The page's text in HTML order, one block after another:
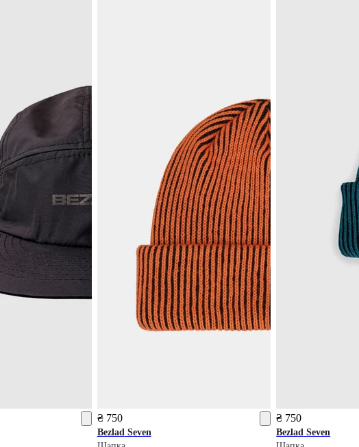
₴ 750
Bezlad Seven
₴ 750
Bezlad Seven